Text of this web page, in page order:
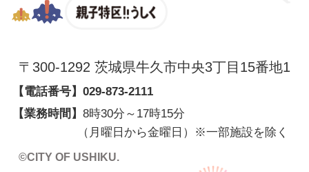
〒300-1292 茨城県牛久市中央3丁目15番地1
【電話番号】 029-873-2111
【業務時間】 8時30分～17時15分
（月曜日から金曜日）※一部施設を除く
©CITY OF USHIKU.